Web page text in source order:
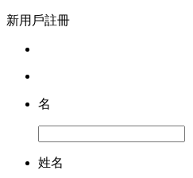
新用戶註冊
名
姓名